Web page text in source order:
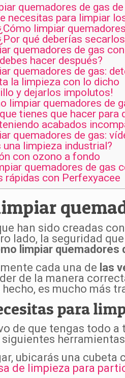
quemadores de gas
necesitas para limpiar
limpiar
qué deberías
quemadores de gas
hacer después?
quemadores de gas:
la limpieza con lo dicho
y dejarlos impolutos!
limpiar quemadores de
tienes que hacer para
acabados
quemadores de gas:
una limpieza industrial?
con ozono a fondo
quemadores de gas
rápidas con Perfexyacee
han sido creadas
lado, la seguridad
limpiar quemadores
cada una de las
de la manera
hecho, es mucho más
para
de que tengas todo
ubicarás una cubeta
de limpieza para